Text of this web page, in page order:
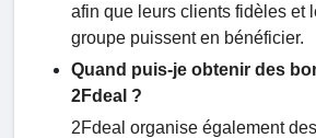
afin que leurs clients fidèles et
groupe puissent en bénéficier.
Quand puis-je obtenir des
2Fdeal ?
2Fdeal organise également